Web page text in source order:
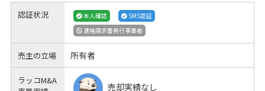
認証状況 本人確認
SMS認証
適格請求書発行事業者
売主の立場 所有者
ラッコM&A
売却実績なし